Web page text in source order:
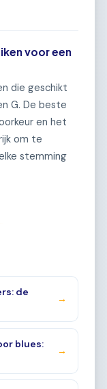
voor een
die geschikt
G. De beste
en het
om te
stemming
de
→
blues:
→